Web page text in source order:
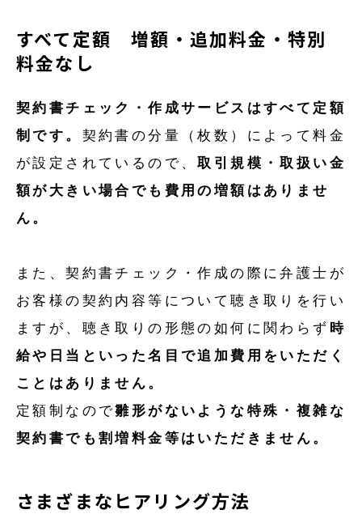
すべて定額 増額・追加料金・特別
料金なし
契約書チェック・作成サービスはすべて定額
制です。 契約書の分量（枚数）によって料金
が設定されているので、取引規模・取扱い金
額が大きい場合でも費用の増額はありませ
ん。
また、契約書チェック・作成の際に弁護士が
お客様の契約内容等について聴き取りを行い
ますが、聴き取りの形態の如何に関わらず 時
給や日当といった名目で追加費用をいただく
ことはありません。
定額制なので雛形がないような特殊・複雑な
契約書でも割増料金等はいただきません。
さまざまなヒアリング方法